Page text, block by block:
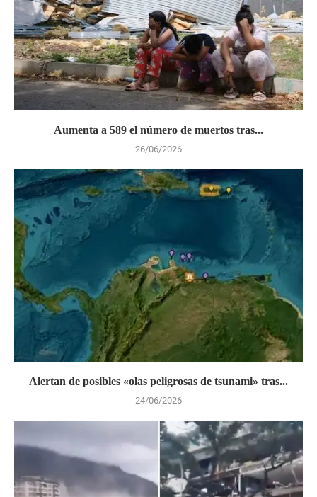
Aumenta a 589 el número de muertos tras...
26/06/2026
Alertan de posibles «olas peligrosas de tsunami» tras...
24/06/2026